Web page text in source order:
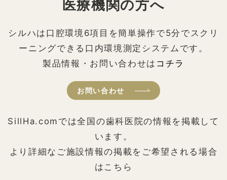
医療機関の方へ
シルハは口腔環境6項目を簡単操作で5分でスクリ
ーニングできる口内環境測定システムです。
製品情報・お問い合わせは コチラ
お問い合わせ
SillHa.comでは全国の歯科医院の情報を掲載して
います。
より詳細なご施設情報の掲載をご希望される場合
はこちら